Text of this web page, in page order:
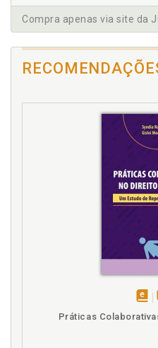
C
Candidato. Adoção.
preferência entre
Casal homoafetivo.
p. 127
Constitucional.
constitucionais, p. 69
Convenção de Haia e
Diversas formas de
Divulgação. Adoção.
respeito do instituto da
Exigências radicais dos
Compra apenas via site da
Práticas